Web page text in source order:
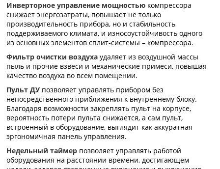
Инверторное управление мощностьюкомпрессора
снижает энергозатраты, повышает не только
производительность прибора, но и стабильность
поддерживаемого климата, и износоустойчивость одного
из основных элементов сплит-системы – компрессора.
Фильтр очистки воздухаудаляет из воздушной массы
пыль и прочие взвеси и механические примеси, повышая
качество воздуха во всем помещении.
Пульт ДУ позволяет управлять прибором без
непосредственного приближения к внутреннему блоку.
Благодаря возможности закреплять пульт на корпусе,
вероятность потери пульта снижается, а сам пульт,
встроенный в оборудование, выглядит как аккуратная
эргономичная панель управления.
Недельный таймер позволяет управлять работой
оборудования на расстоянии времени, достигающем